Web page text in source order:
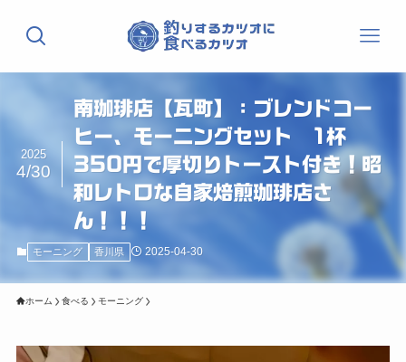
南珈琲店【瓦町】：ブレンドコー
ヒー、モーニングセット 1杯
350円で厚切りトースト付き！昭
和レトロな自家焙煎珈琲店さ
ん！！！
2025
4/30
モーニング 香川県 2025-04-30
ホーム 食べる モーニング